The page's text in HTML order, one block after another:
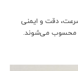
دقت و ایمنی
محسوب می‌شوند.